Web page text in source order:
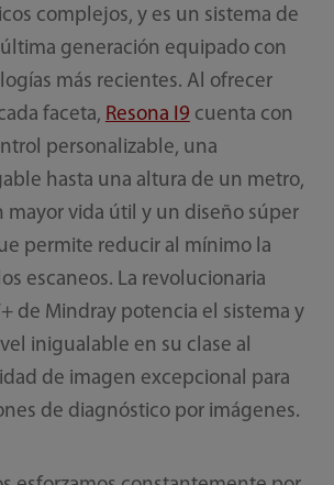
complejos, y es un sistema de
generación equipado con
más recientes. Al ofrecer
faceta, Resona I9 cuenta con
personalizable, una
hasta una altura de un metro,
mayor vida útil y un diseño súper
permite reducir al mínimo la
escaneos. La revolucionaria
de Mindray potencia el sistema y
inigualable en su clase al
de imagen excepcional para
de diagnóstico por imágenes.